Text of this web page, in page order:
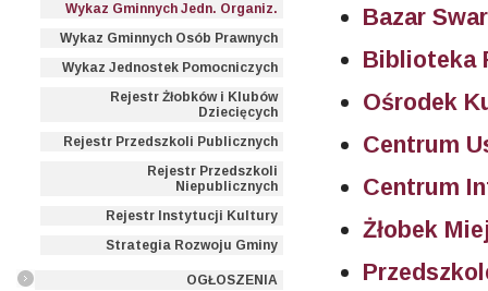
Wykaz Gminnych Jedn. Organiz.
Wykaz Gminnych Osób Prawnych
Wykaz Jednostek Pomocniczych
Rejestr Żłobków i Klubów
Dziecięcych
Rejestr Przedszkoli Publicznych
Rejestr Przedszkoli
Niepublicznych
Rejestr Instytucji Kultury
Strategia Rozwoju Gminy
OGŁOSZENIA
Bazar
Biblioteka
Ośrodek
Centrum
Centrum
Żłobek